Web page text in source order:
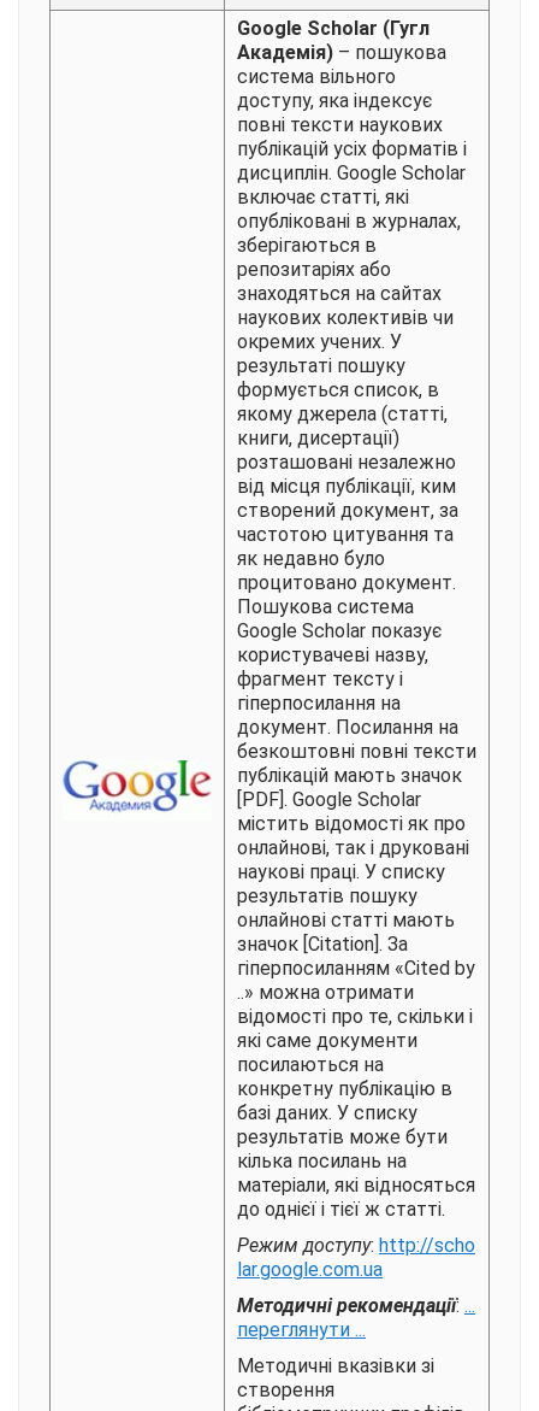
Google Scholar (Гугл
Академія) – пошукова
система вільного
доступу, яка індексує
повні тексти наукових
публікацій усіх форматів і
дисциплін. Google Scholar
включає статті, які
опубліковані в журналах,
зберігаються в
репозитаріях або
знаходяться на сайтах
наукових колективів чи
окремих учених. У
результаті пошуку
формується список, в
якому джерела (статті,
книги, дисертації)
розташовані незалежно
від місця публікації, ким
створений документ, за
частотою цитування та
як недавно було
процитовано документ.
Пошукова система
Google Scholar показує
користувачеві назву,
фрагмент тексту і
гіперпосилання на
документ. Посилання на
безкоштовні повні тексти
публікацій мають значок
[PDF]. Google Scholar
містить відомості як про
онлайнові, так і друковані
наукові праці. У списку
результатів пошуку
онлайнові статті мають
значок [Citation]. За
гіперпосиланням «Cited by
..» можна отримати
відомості про те, скільки і
які саме документи
посилаються на
конкретну публікацію в
базі даних. У списку
результатів може бути
кілька посилань на
матеріали, які відносяться
до однієї і тієї ж статті.
Режим доступу: http://scho
lar.google.com.ua
Методичні рекомендації: ...
переглянути ...
Методичні вказівки зі
створення